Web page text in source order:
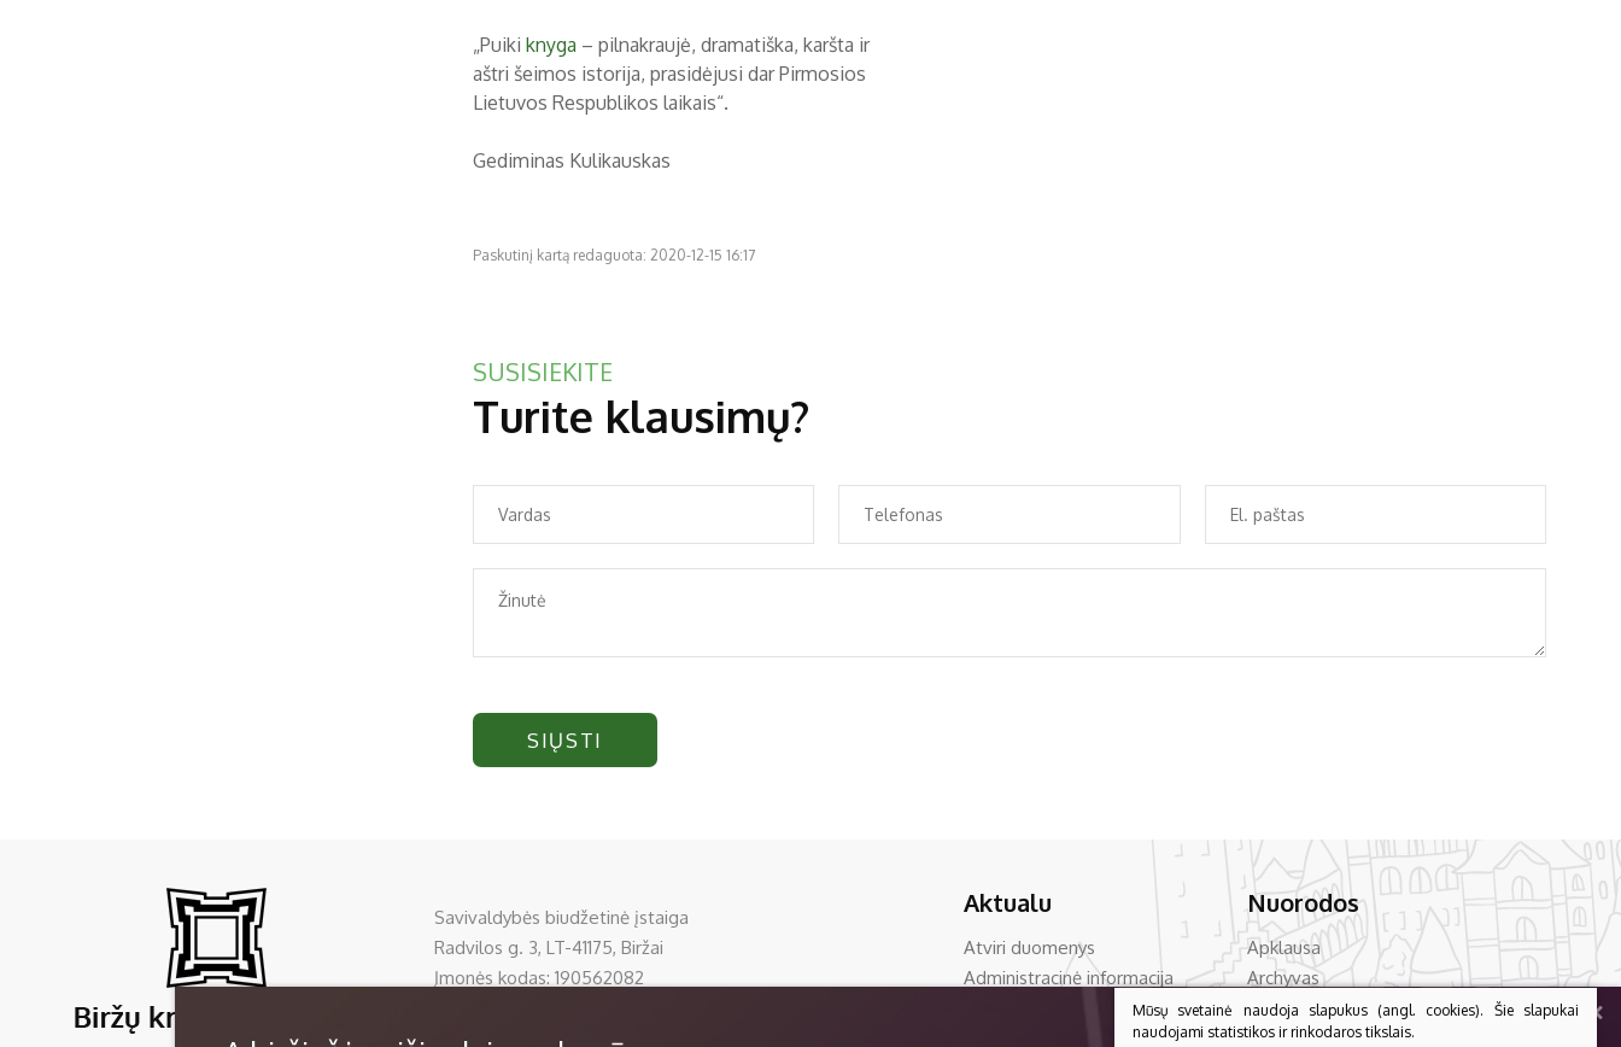
„Puiki knyga – pilnakraujė, dramatiška, karšta ir
aštri šeimos istorija, prasidėjusi dar Pirmosios
Lietuvos Respublikos laikais“.
Gediminas Kulikauskas
Paskutinį kartą redaguota: 2020-12-15 16:17
SUSISIEKITE
Turite klausimų?
SIŲSTI
Savivaldybės biudžetinė įstaiga
Radvilos g. 3, LT-41175, Biržai
Įmonės kodas: 190562082
El. p.
sela@birzumuziejus.lt
Aktualu
Atviri duomenys
Administracinė informacija
Korupcijos prevencija
Nuorodos
Apklausa
Archyvas
Asmens duomenų apsauga
Bilietų kainos
+
Mūsų svetainė naudoja slapukus (angl. cookies). Šie slapukai
naudojami statistikos ir rinkodaros tikslais.